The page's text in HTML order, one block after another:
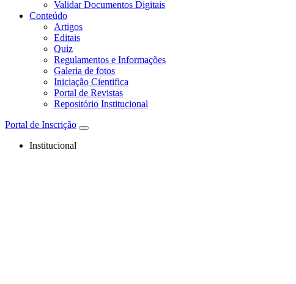
Validar Documentos Digitais
Conteúdo
Artigos
Editais
Quiz
Regulamentos e Informações
Galeria de fotos
Iniciação Cientifica
Portal de Revistas
Repositório Institucional
Portal de Inscrição
Institucional